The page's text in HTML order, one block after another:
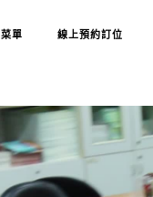
菜單 線上預約訂位